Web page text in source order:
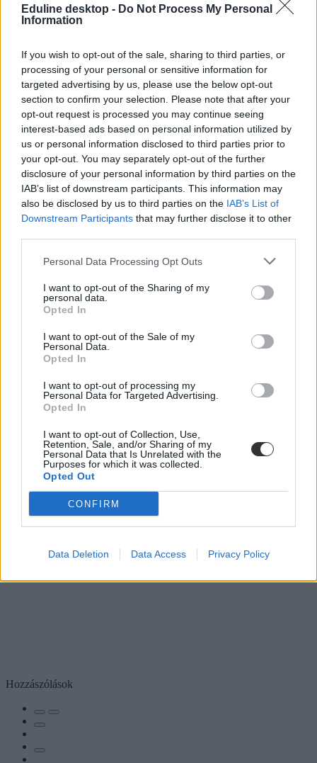
Eduline desktop - Do Not Process My Personal
Information
If you wish to opt-out of the sale, sharing to third parties, or
processing of your personal or sensitive information for
targeted advertising by us, please use the below opt-out
section to confirm your selection. Please note that after your
opt-out request is processed you may continue seeing
interest-based ads based on personal information utilized by
us or personal information disclosed to third parties prior to
your opt-out. You may separately opt-out of the further
disclosure of your personal information by third parties on the
IAB’s list of downstream participants. This information may
also be disclosed by us to third parties on the IAB’s List of
Downstream Participants that may further disclose it to other
Personal Data Processing Opt Outs
I want to opt-out of the Sharing of my
personal data.
Opted In
I want to opt-out of the Sale of my
Personal Data.
Opted In
I want to opt-out of processing my
Personal Data for Targeted Advertising.
Opted In
I want to opt-out of Collection, Use,
Retention, Sale, and/or Sharing of my
Personal Data that Is Unrelated with the
Purposes for which it was collected.
Opted Out
CONFIRM
Data Deletion Data Access Privacy Policy
általános iskolai ballagás
Hozzászólások